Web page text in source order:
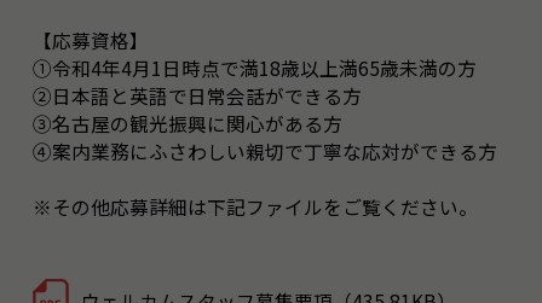
【応募資格】
①令和4年4月1日時点で満18歳以上満65歳未満の方
②日本語と英語で日常会話ができる方
③名古屋の観光振興に関心がある方
④案内業務にふさわしい親切で丁寧な応対ができる方
※その他応募詳細は下記ファイルをご覧ください。